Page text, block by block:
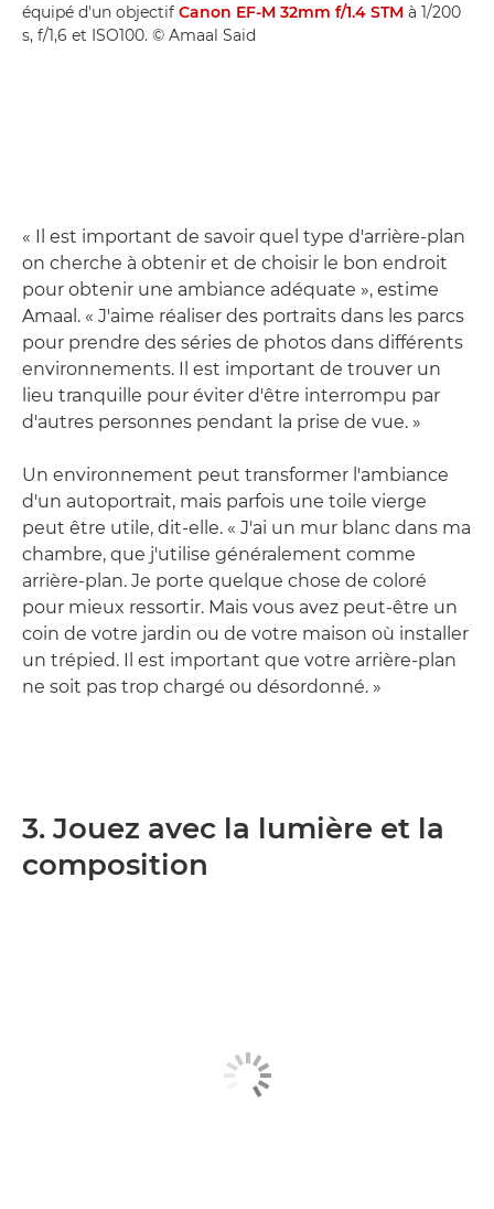
équipé d'un objectif Canon EF-M 32mm f/1.4 STM à 1/200
s, f/1,6 et ISO100. © Amaal Said
« Il est important de savoir quel type d'arrière-plan
on cherche à obtenir et de choisir le bon endroit
pour obtenir une ambiance adéquate », estime
Amaal. « J'aime réaliser des portraits dans les parcs
pour prendre des séries de photos dans différents
environnements. Il est important de trouver un
lieu tranquille pour éviter d'être interrompu par
d'autres personnes pendant la prise de vue. »
Un environnement peut transformer l'ambiance
d'un autoportrait, mais parfois une toile vierge
peut être utile, dit-elle. « J'ai un mur blanc dans ma
chambre, que j'utilise généralement comme
arrière-plan. Je porte quelque chose de coloré
pour mieux ressortir. Mais vous avez peut-être un
coin de votre jardin ou de votre maison où installer
un trépied. Il est important que votre arrière-plan
ne soit pas trop chargé ou désordonné. »
3. Jouez avec la lumière et la
composition